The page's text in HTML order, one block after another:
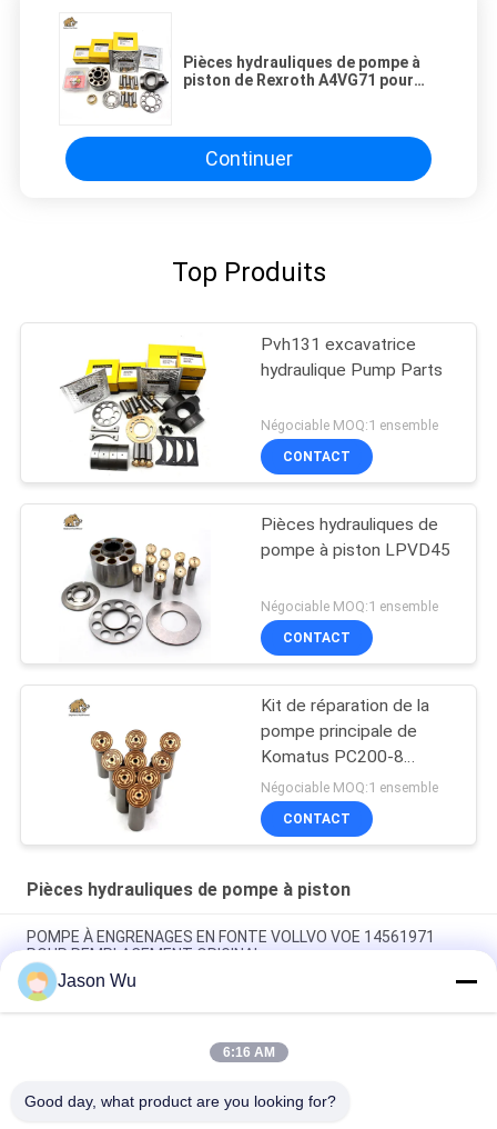
Pièces hydrauliques de pompe à
piston de Rexroth A4VG71 pour
Continuer
Top Produits
Pvh131 excavatrice
hydraulique Pump Parts
Négociable MOQ:1 ensemble
CONTACT
Pièces hydrauliques de
pompe à piston LPVD45
Négociable MOQ:1 ensemble
CONTACT
Kit de réparation de la
pompe principale de
Komatus PC200-8
Pompes hydrauliques
Négociable MOQ:1 ensemble
CONTACT
Pièces hydrauliques de pompe à piston
POMPE À ENGRENAGES EN FONTE VOLLVO VOE 14561971
POUR REMPLACEMENT ORIGINAL
POMPE À ENGRENAGES EN FONTE VOLLVO VOE 14537295
POUR REMPLACEMENT ORIGINAL
Pompes à engrenages en fonte VOLLVO VOE 14782798 pour le
Jason Wu
6:16 AM
Good day, what product are you looking for?